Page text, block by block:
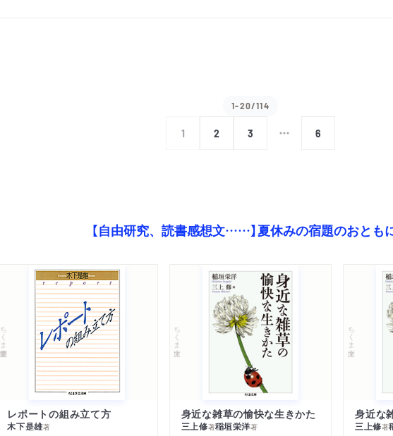
1-20/114
1 2 3 6
【自由研究、読書感想文……】夏休みの宿題のおとも
ちくま学芸文庫
レポートの組み立て方
木下是雄著
ちくま文庫
身近な雑草の愉快な生きかた
三上修著稲垣栄洋著
ちくま文庫
身近な
三上修著